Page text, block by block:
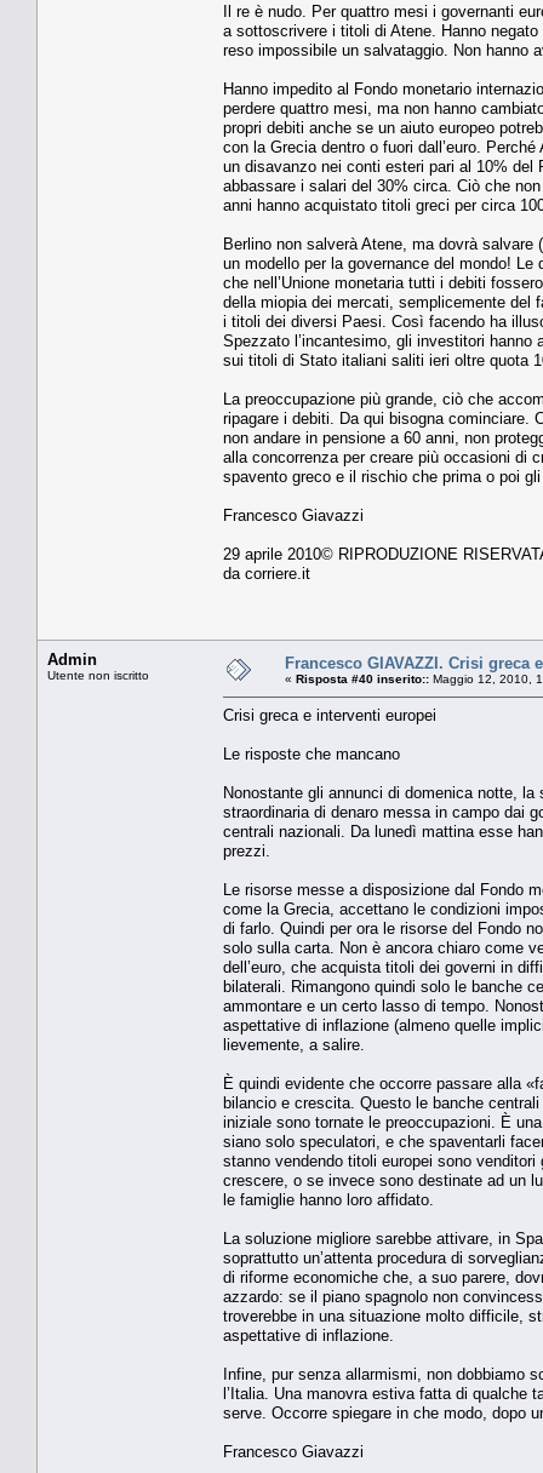
Il re è nudo. Per quattro mesi i governanti
a sottoscrivere i titoli di Atene. Hanno
reso impossibile un salvataggio. Non hanno
Hanno impedito al Fondo monetario
perdere quattro mesi, ma non hanno
propri debiti anche se un aiuto europeo
con la Grecia dentro o fuori dall’euro.
un disavanzo nei conti esteri pari al 10% del
abbassare i salari del 30% circa. Ciò che
anni hanno acquistato titoli greci per circa
Berlino non salverà Atene, ma dovrà
un modello per la governance del mondo! Le
che nell’Unione monetaria tutti i debiti
della miopia dei mercati, semplicemente del
i titoli dei diversi Paesi. Così facendo ha
Spezzato l’incantesimo, gli investitori
sui titoli di Stato italiani saliti ieri oltre quota
La preoccupazione più grande, ciò che
ripagare i debiti. Da qui bisogna cominciare.
non andare in pensione a 60 anni, non
alla concorrenza per creare più occasioni di
spavento greco e il rischio che prima o poi
Francesco Giavazzi
29 aprile 2010© RIPRODUZIONE
da corriere.it
Admin
Utente non iscritto
Francesco GIAVAZZI. Crisi greca
« Risposta #40 inserito:: Maggio 12, 2010,
Crisi greca e interventi europei
Le risposte che mancano
Nonostante gli annunci di domenica notte,
straordinaria di denaro messa in campo dai
centrali nazionali. Da lunedì mattina esse
prezzi.
Le risorse messe a disposizione dal Fondo
come la Grecia, accettano le condizioni
di farlo. Quindi per ora le risorse del Fondo
solo sulla carta. Non è ancora chiaro come
dell’euro, che acquista titoli dei governi in
bilaterali. Rimangono quindi solo le banche
ammontare e un certo lasso di tempo.
aspettative di inflazione (almeno quelle
lievemente, a salire.
È quindi evidente che occorre passare alla
bilancio e crescita. Questo le banche
iniziale sono tornate le preoccupazioni. È
siano solo speculatori, e che spaventarli
stanno vendendo titoli europei sono
crescere, o se invece sono destinate ad un
le famiglie hanno loro affidato.
La soluzione migliore sarebbe attivare, in
soprattutto un’attenta procedura di
di riforme economiche che, a suo parere,
azzardo: se il piano spagnolo non
troverebbe in una situazione molto difficile,
aspettative di inflazione.
Infine, pur senza allarmismi, non dobbiamo
l’Italia. Una manovra estiva fatta di qualche
serve. Occorre spiegare in che modo, dopo
Francesco Giavazzi